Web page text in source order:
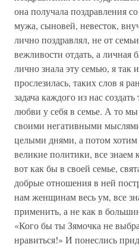
она получала поздравления
мужа, сыновей, невесток,
лично поздравлял, не от
вежливости отдать, а личная
лично знала эту семью, я так
прослезилась, таких слов я
задача каждого из нас
любви у себя в семье. А то мы
своими негативными
целыми днями, а потом
великие политики, все знаем
вот как бы в своей семье,
добрые отношения в ней
нам женщинам весь ум, все
применить, а не как в
«Кого бы ты Зямочка не
нравиться!» И понеслись